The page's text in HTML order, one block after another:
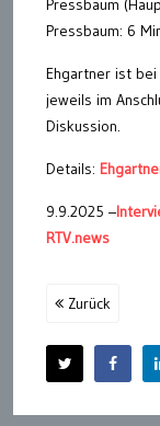
Pressbaum
Pressbaum: 6
Ehgartner ist
jeweils im
Diskussion.
Details:
9.9.2025 –
RTV.news
Zurück